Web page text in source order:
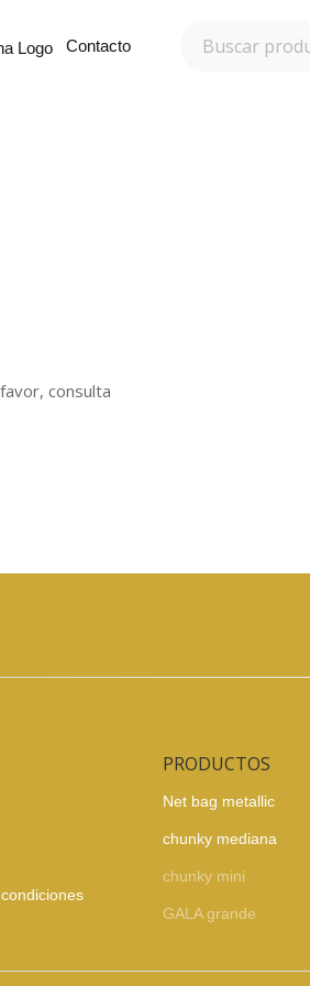
Contacto
consulta
PRODUCTOS
Net bag metallic
chunky mediana
chunky mini
GALA grande